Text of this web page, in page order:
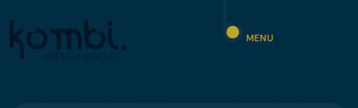
MENU